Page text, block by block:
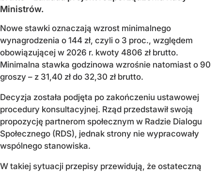
Ministrów.
Nowe stawki oznaczają wzrost minimalnego
wynagrodzenia o 144 zł, czyli o 3 proc., względem
obowiązującej w 2026 r. kwoty 4806 zł brutto.
Minimalna stawka godzinowa wzrośnie natomiast o 90
groszy – z 31,40 zł do 32,30 zł brutto.
Decyzja została podjęta po zakończeniu ustawowej
procedury konsultacyjnej. Rząd przedstawił swoją
propozycję partnerom społecznym w Radzie Dialogu
Społecznego (RDS), jednak strony nie wypracowały
wspólnego stanowiska.
W takiej sytuacji przepisy przewidują, że ostateczną